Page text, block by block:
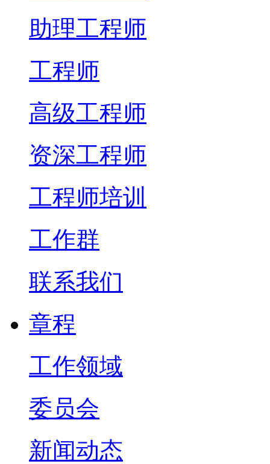
助理工程师
工程师
高级工程师
资深工程师
工程师培训
工作群
联系我们
章程
工作领域
委员会
新闻动态